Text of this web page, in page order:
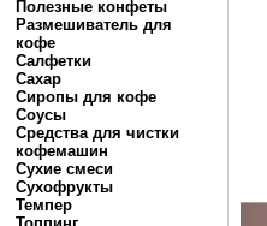
Полезные конфеты
Размешиватель для
кофе
Салфетки
Сахар
Сиропы для кофе
Соусы
Средства для чистки
кофемашин
Сухие смеси
Сухофрукты
Темпер